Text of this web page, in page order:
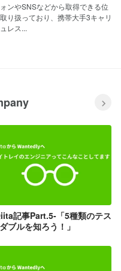
ンやSNSなどから取得できる位
り扱っており、携帯大手3キャリ
レス...
記事Part.5-「5種類のテス
ブルを知ろう！」